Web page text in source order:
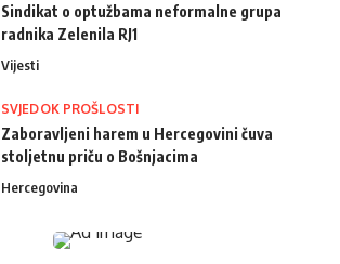
Sindikat o optužbama neformalne grupa
radnika Zelenila RJ1
Vijesti
SVJEDOK PROŠLOSTI
Zaboravljeni harem u Hercegovini čuva
stoljetnu priču o Bošnjacima
Hercegovina